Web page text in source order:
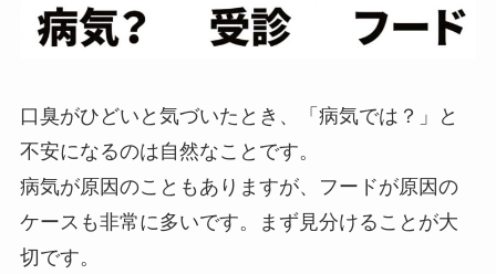
口臭がひどいと気づいたとき、「病気では？」と
不安になるのは自然なことです。
病気が原因のこともありますが、フードが原因の
ケースも非常に多いです。まず見分けることが大
切です。